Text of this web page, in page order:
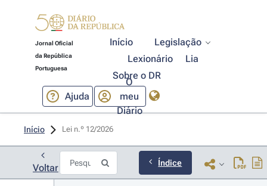
Jornal Oficial
da República
Portuguesa
Início
Legislação
Lexionário
Lia
Sobre o DR
Ajuda
O
meu
Diário
Início Lei n.º 12/2026
Voltar Índice